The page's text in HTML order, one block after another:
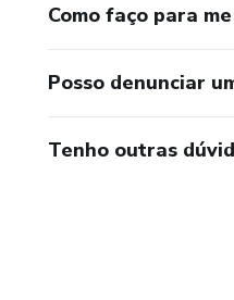
Como faço para
Posso denunciar
Tenho outras